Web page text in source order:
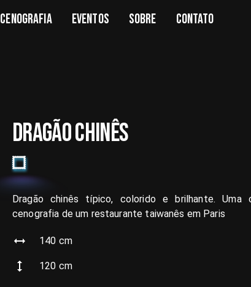
CENOGRAFIA EVENTOS SOBRE CONTATO
DRAGÃO CHINÊS
Dragão chinês típico, colorido e brilhante. Uma
cenografia de um restaurante taiwanês em Paris
140 cm
120 cm